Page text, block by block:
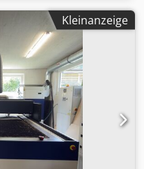
Kleinanzeige